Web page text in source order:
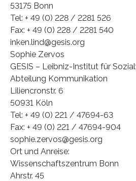
53175 Bonn
Tel: + 49 (0) 228 / 2281 526
Fax: + 49 (0) 228 / 2281 540
inken.lind@gesis.org
Sophie Zervos
GESIS – Leibniz-Institut für
Abteilung Kommunikation
Liliencronstr. 6
50931 Köln
Tel: + 49 (0) 221 / 47694-63
Fax: + 49 (0) 221 / 47694-904
sophie.zervos@gesis.org
Ort und Anreise:
Wissenschaftszentrum Bonn
Ahrstr. 45